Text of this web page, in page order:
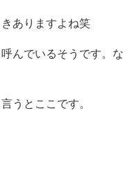
ありますよね笑
んでいるそうです。な
うとここです。